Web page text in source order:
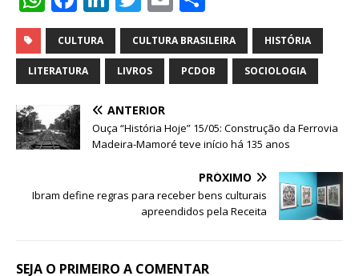
h
at
s
p
p
a
c
e
b
o
o
n
k
e
dI
n
w
it
te
r
m
ai
l
h
ar
e
CULTURA CULTURA BRASILEIRA HISTÓRIA
LITERATURA LIVROS PCDOB SOCIOLOGIA
ANTERIOR
Ouça “História Hoje” 15/05: Construção da Ferrovia
Madeira-Mamoré teve início há 135 anos
PRÓXIMO
Ibram define regras para receber bens culturais
apreendidos pela Receita
SEJA O PRIMEIRO A COMENTAR